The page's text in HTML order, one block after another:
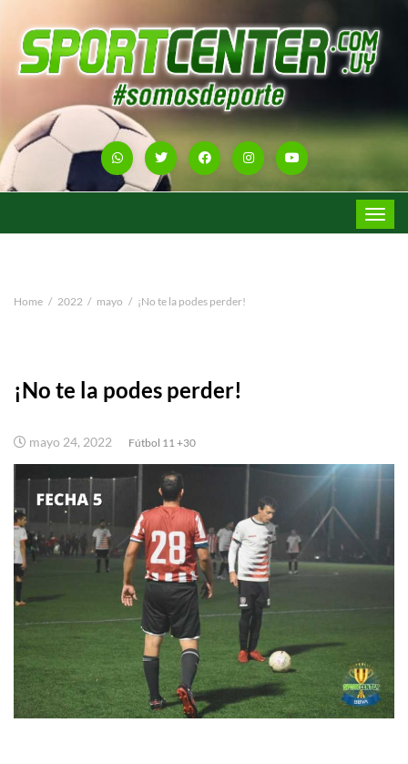
Toggle
Home 2022 mayo ¡No te la podes perder!
¡No te la podes perder!
mayo 24, 2022 Fútbol 11 +30